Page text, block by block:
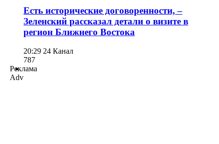
Есть исторические договоренности, –
Зеленский рассказал детали о визите в
регион Ближнего Востока
20:29 24 Канал
787
Реклама
Adv